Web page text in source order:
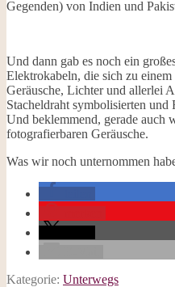
Gegenden) von Indien und
Und dann gab es noch ein
Elektrokabeln, die sich zu
Geräusche, Lichter und allerlei
Stacheldraht symbolisierten und
Und beklemmend, gerade auch
fotografierbaren Geräusche.
Was wir noch unternommen
Kategorie: Unterwegs